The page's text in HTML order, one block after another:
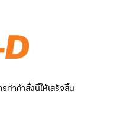
ำคำสั่งนี้ให้เสร็จสิ้น